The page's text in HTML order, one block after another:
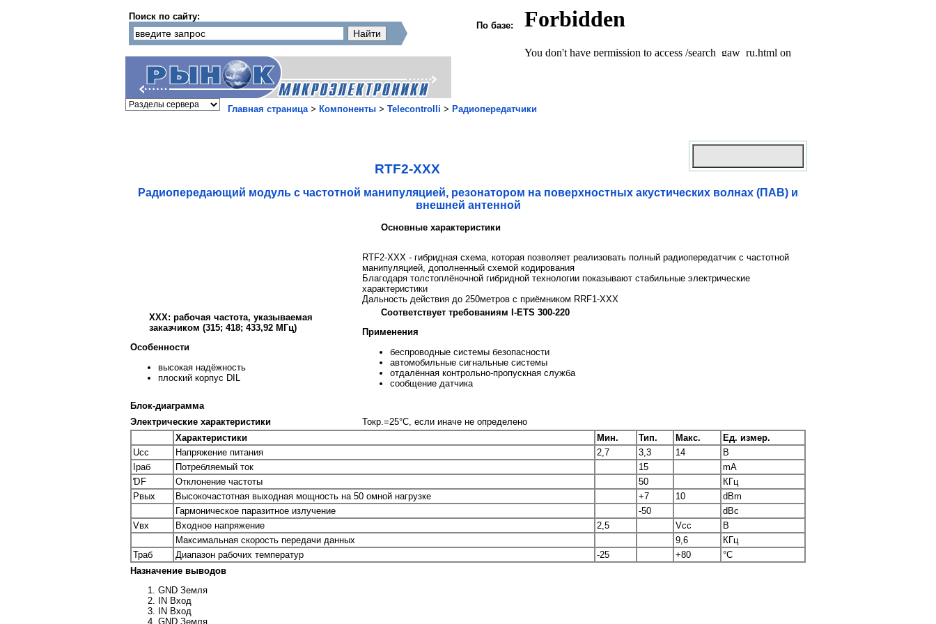
Поиск по сайту:
По базе:
Главная страница> Компоненты > Telecontrolli > Радиопередатчики
RTF2-XXX
Радиопередающий модуль с частотной манипуляцией, резонатором на поверхностных акустических волнах (ПАВ) и
внешней антенной
Основные характеристики
RTF2-XXX - гибридная схема, которая позволяет реализовать полный радиопередатчик с частотной
манипуляцией, дополненный схемой кодирования
Благодаря толстоплёночной гибридной технологии показывают стабильные электрические
характеристики
Дальность действия до 250метров с приёмником RRF1-XXX
ХХХ: рабочая частота, указываемая
заказчиком (315; 418; 433,92 МГц)
Особенности
высокая надёжность
плоский корпус DIL
Соответствует требованиям I-ETS 300-220
Применения
беспроводные системы безопасности
автомобильные сигнальные системы
отдалённая контрольно-пропускная служба
сообщение датчика
Блок-диаграмма
Электрические характеристики
Токр.=25°С, если иначе не определено
Характеристики
Мин. Тип. Макс.
Ед. измер.
Ucc
Напряжение питания 2,7 3,3 14
В
Iраб
Потребляемый ток 15
mA
ƊF
Отклонение частоты 50
КГц
Pвых
Высокочастотная выходная мощность на 50 омной нагрузке +7 10
dBm
Гармоническое паразитное излучение
-50
dBc
Vвх
Входное напряжение 2,5 Vcc
B
Максимальная скорость передачи данных
9,6
КГц
Траб
Диапазон рабочих температур -25 +80
°C
Назначение выводов
GND Земля
IN Вход
IN Вход
GND Земля